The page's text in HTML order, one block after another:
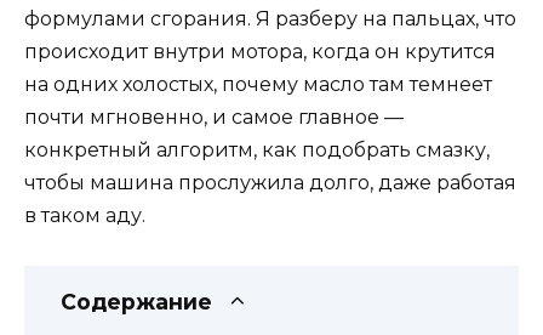
формулами сгорания. Я разберу на пальцах, что
происходит внутри мотора, когда он крутится
на одних холостых, почему масло там темнеет
почти мгновенно, и самое главное —
конкретный алгоритм, как подобрать смазку,
чтобы машина прослужила долго, даже работая
в таком аду.
Содержание